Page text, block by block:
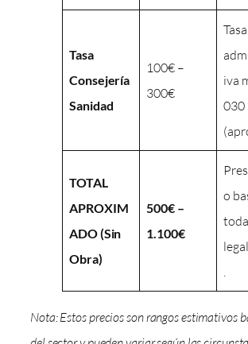
Tasa
Consejería
Sanidad
100€ –
300€
Tasa
iva
030
TOTAL
APROXIM
ADO (Sin
Obra)
500€ –
1.100€
o
.
Nota: Estos precios son rangos estimativos